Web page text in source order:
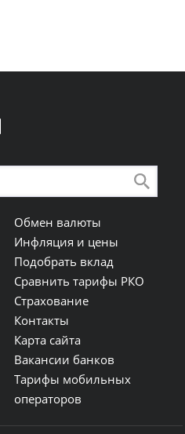
Обмен валюты
Инфляция и цены
Подобрать вклад
Сравнить тарифы РКО
Страхование
Контакты
Карта сайта
Вакансии банков
Тарифы мобильных
операторов